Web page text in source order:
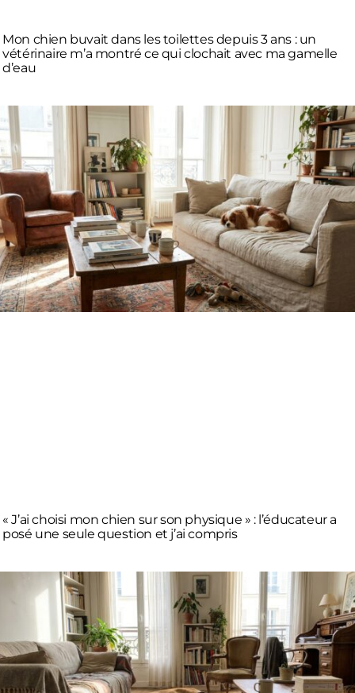
Mon chien buvait dans les toilettes depuis 3 ans : un
vétérinaire m’a montré ce qui clochait avec ma gamelle
d’eau
« J’ai choisi mon chien sur son physique » : l’éducateur a
posé une seule question et j’ai compris